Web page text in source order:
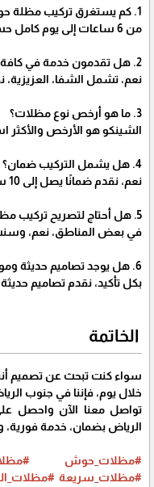
1. كم يستغرق تركيب مظلة حوش؟
من 6 ساعات إلى يوم كامل حسب نوع المظلة والمساحة.
2. هل تقدمون خدمة في كافة أحياء جنوب الرياض؟
نعم، تشمل الشفا، العزيزية،
3. ما هو أرخص نوع مظلات؟
الشينكو هو الأرخص والأكثر
4. هل يشمل التركيب ضمان؟
نعم، نقدم ضمانًا يصل إلى 10 سنوات.
5. هل أحتاج لتصريح تركيب مظلة؟
في بعض المناطق، نعم،
6. هل يوجد تصاميم حديثة ومودرن؟
بكل تأكيد، نقدم تصاميم
الخاتمة
سواء كنت تبحث عن تصميم
خلال يوم، فإننا في جنوب
تواصل معنا الآن
الرياض بضمان، خدمة
#مظلات_حوش
#مظلات_سريعة